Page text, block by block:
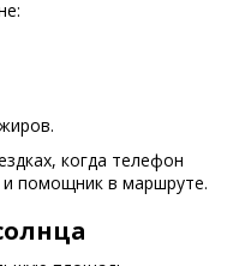
когда телефон
и помощник в маршруте.